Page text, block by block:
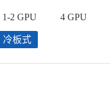
1-2 GPU 4 GPU
冷板式